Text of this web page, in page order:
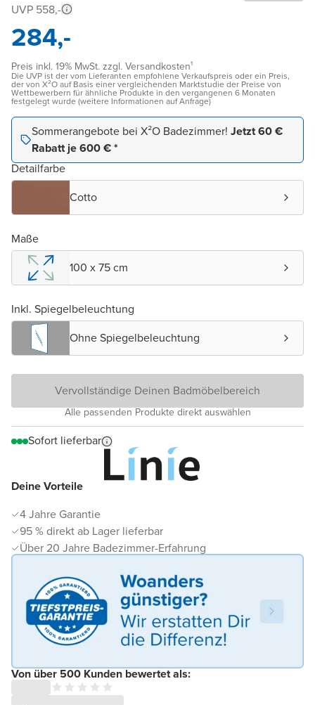
Deine Vorteile
4 Jahre Garantie
95 % direkt ab Lager lieferbar
Über 20 Jahre Badezimmer-Erfahrung
Von über 500 Kunden bewertet als:
UVP 558,-
284,-
Preis inkl. 19% MwSt. zzgl. Versandkosten¹
Die UVP ist der vom Lieferanten empfohlene Verkaufspreis oder ein Preis,
der von X²O auf Basis einer vergleichenden Marktstudie der Preise von
Wettbewerbern für ähnliche Produkte in den vergangenen 6 Monaten
festgelegt wurde (weitere Informationen auf Anfrage)
Sommerangebote bei X²O Badezimmer! Jetzt 60 €
Rabatt je 600 € *
Detailfarbe
Cotto
Maße
100 x 75 cm
Inkl. Spiegelbeleuchtung
Ohne Spiegelbeleuchtung
Vervollständige Deinen Badmöbelbereich
Alle passenden Produkte direkt auswählen
Sofort lieferbar